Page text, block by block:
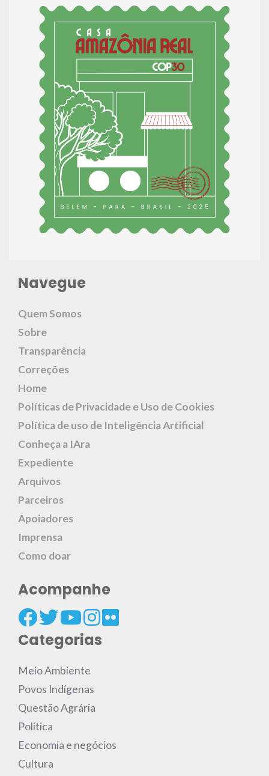
Navegue
Quem Somos
Sobre
Transparência
Correções
Home
Políticas de Privacidade e Uso de Cookies
Política de uso de Inteligência Artificial
Conheça a IAra
Expediente
Arquivos
Parceiros
Apoiadores
Imprensa
Como doar
Acompanhe
Categorias
Meio Ambiente
Povos Indígenas
Questão Agrária
Política
Economia e negócios
Cultura